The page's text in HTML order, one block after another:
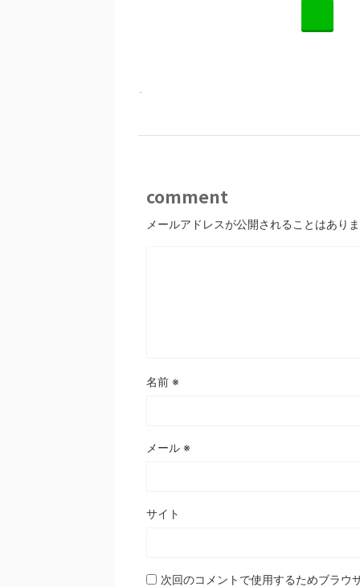
-
comment
メールアドレスが公開されることはあり
名前 ※
メール ※
サイト
次回のコメントで使用するためブラウ